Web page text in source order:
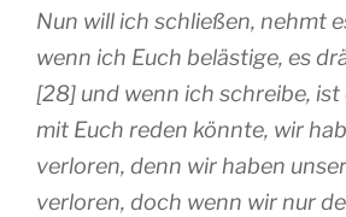
Nun will ich schließen, nehmt
wenn ich Euch belästige, es
[28] und wenn ich schreibe, ist
mit Euch reden könnte, wir
verloren, denn wir haben
verloren, doch wenn wir nur